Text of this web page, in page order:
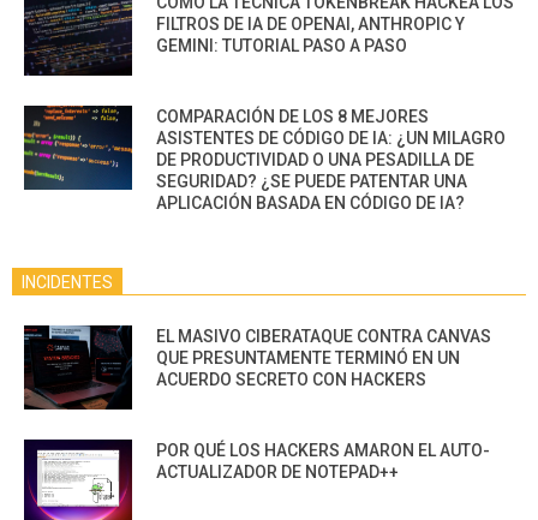
FILTROS DE IA DE OPENAI, ANTHROPIC Y
GEMINI: TUTORIAL PASO A PASO
COMPARACIÓN DE LOS 8 MEJORES
ASISTENTES DE CÓDIGO DE IA: ¿UN MILAGRO
DE PRODUCTIVIDAD O UNA PESADILLA DE
SEGURIDAD? ¿SE PUEDE PATENTAR UNA
APLICACIÓN BASADA EN CÓDIGO DE IA?
INCIDENTES
EL MASIVO CIBERATAQUE CONTRA CANVAS
QUE PRESUNTAMENTE TERMINÓ EN UN
ACUERDO SECRETO CON HACKERS
POR QUÉ LOS HACKERS AMARON EL AUTO-
ACTUALIZADOR DE NOTEPAD++